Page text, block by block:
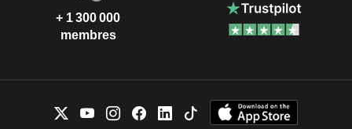
+ 1 300 000
membres